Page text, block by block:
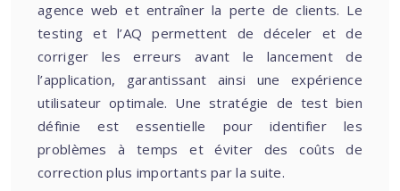
agence web et entraîner la perte de clients. Le
testing et l’AQ permettent de déceler et de
corriger les erreurs avant le lancement de
l’application, garantissant ainsi une expérience
utilisateur optimale. Une stratégie de test bien
définie est essentielle pour identifier les
problèmes à temps et éviter des coûts de
correction plus importants par la suite.